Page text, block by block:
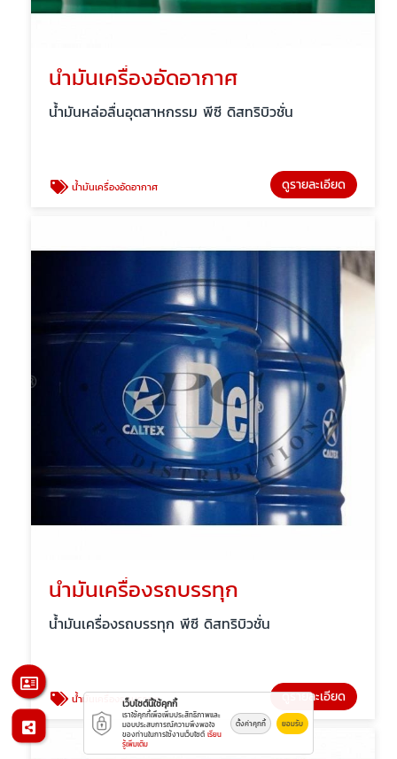
น้ำมันเครื่องอัดอากาศ
น้ำมันหล่อลื่นอุตสาหกรรม พีซี ดิสทริบิวชั่น
น้ำมันเครื่องอัดอากาศ ดูรายละเอียด
น้ำมันเครื่องรถบรรทุก
น้ำมันเครื่องรถบรรทุก พีซี ดิสทริบิวชั่น
น้ำมันเครื่องรถบรรทุก ดูรายละเอียด
เว็บไซต์นี้ใช้คุกกี้
เราใช้คุกกี้เพื่อเพิ่มประสิทธิภาพและ
มอบประสบการณ์ความพึงพอใจ
ของท่านในการใช้งานเว็บไซต์ เรียน
รู้เพิ่มเติม
ตั้งค่าคุกกี้ ยอมรับ